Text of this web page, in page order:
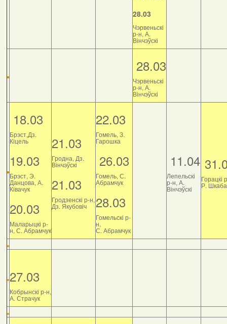
28.03
Чэрвеньскі
р-н, А.
Вінчэўскі
28.03
Чэрвеньскі
р-н, А.
Вінчэўскі
18.03
Брэст,Дз.
Кіцель
19.03
Брэст, Э.
Данцова, А.
Ківачук
20.03
Маларыцкі р-
н, С. Абрамчук
21.03
Гродна, Дз.
Вінчэўскі
21.03
Гродзенскі р-н,
Дз. Якубовіч
22.03
Гомель, З.
Гарошка
26.03
Гомель, С.
Абрамчук
28.03
Гомельскі р-
н,
С. Абрамчук
11.04
Лепельскі
р-н, А.
Вінчэўскі
Горацкі
Р.
27.03
Кобрынскі р-н,
А. Страчук